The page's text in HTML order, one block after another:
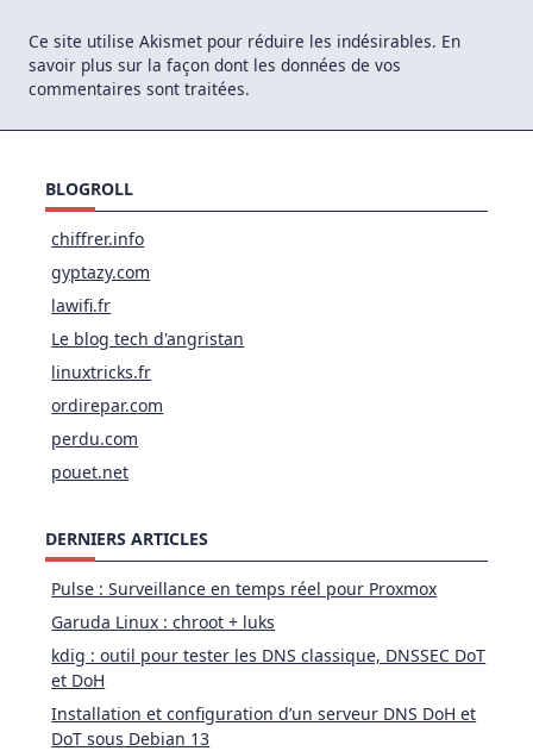
Ce site utilise Akismet pour réduire les indésirables. En
savoir plus sur la façon dont les données de vos
commentaires sont traitées.
BLOGROLL
chiffrer.info
gyptazy.com
lawifi.fr
Le blog tech d'angristan
linuxtricks.fr
ordirepar.com
perdu.com
pouet.net
DERNIERS ARTICLES
Pulse : Surveillance en temps réel pour Proxmox
Garuda Linux : chroot + luks
kdig : outil pour tester les DNS classique, DNSSEC DoT
et DoH
Installation et configuration d’un serveur DNS DoH et
DoT sous Debian 13